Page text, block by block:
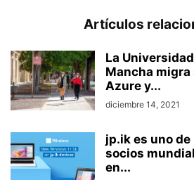
Artículos
La
Mancha
Azure y...
diciembre 14, 2021
jp.ik es uno
socios
en...